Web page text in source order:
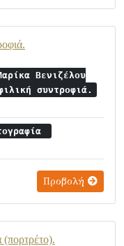
Βενιζέλου
συντροφιά.
Προβολή